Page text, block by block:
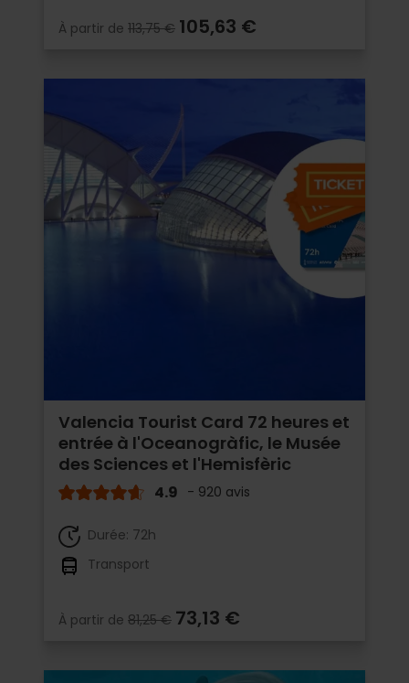
À partir de 113,75 € 105,63 €
Valencia Tourist Card 72 heures et
entrée à l'Oceanogràfic, le Musée
des Sciences et l'Hemisfèric
4.9 - 920 avis
Durée: 72h
Transport
À partir de 81,25 € 73,13 €